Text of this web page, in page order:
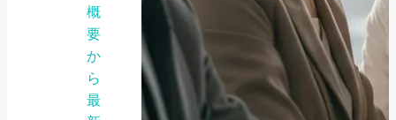
概
要
か
ら
最